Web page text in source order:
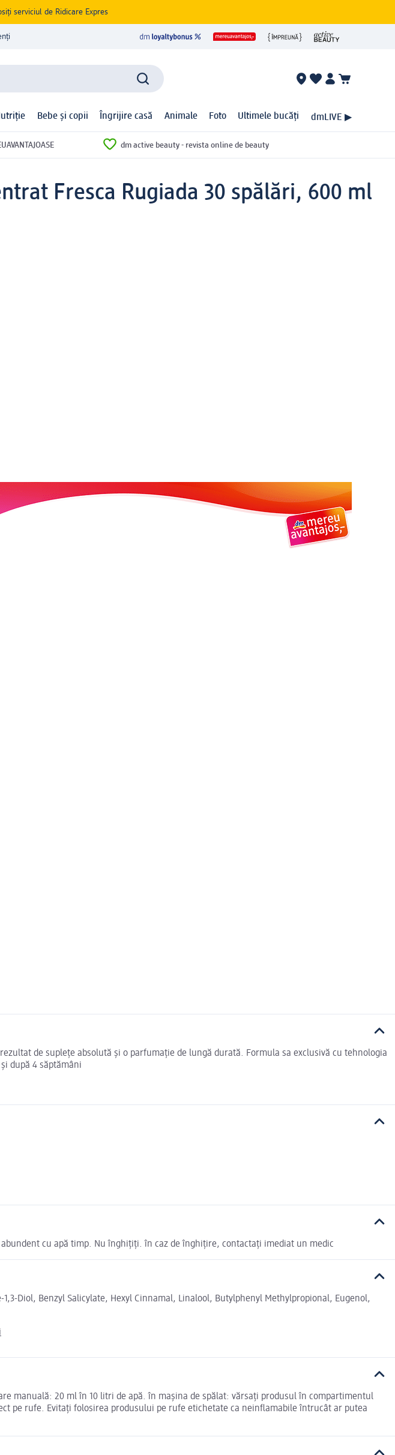
serviciul de Ridicare Expres
Bebe și copii Îngrijire casă Animale Foto Ultimele bucăți dmLIVE ▶
dm active beauty - revista online de beauty
Fresca Rugiada 30 spălări, 600 ml
de suplețe absolută și o parfumație de lungă durată. Formula sa exclusivă cu tehnologia
după 4 săptămâni
cu apă timp. Nu înghițiți. în caz de înghițire, contactați imediat un medic
Diol, Benzyl Salicylate, Hexyl Cinnamal, Linalool, Butylphenyl Methylpropional, Eugenol,
manuală: 20 ml în 10 litri de apă. în mașina de spălat: vărsați produsul în compartimentul
pe rufe. Evitați folosirea produsului pe rufe etichetate ca neinflamabile întrucât ar putea